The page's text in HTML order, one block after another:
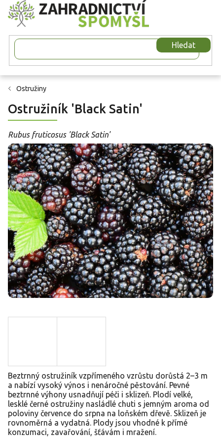
Přejít
na
obsah
Hledat
Ostružiny
Ostružiník 'Black Satin'
Rubus fruticosus 'Black Satin'
Beztrnný ostružiník vzpřímeného vzrůstu dorůstá 2–3 m
a nabízí vysoký výnos i nenáročné pěstování. Pevné
beztrnné výhony usnadňují péči i sklizeň. Plodí velké,
lesklé černé ostružiny nasládlé chuti s jemným aroma od
poloviny července do srpna na loňském dřevě. Sklizeň je
rovnoměrná a vydatná. Plody jsou vhodné k přímé
konzumaci, zavařování, šťávám i mražení.